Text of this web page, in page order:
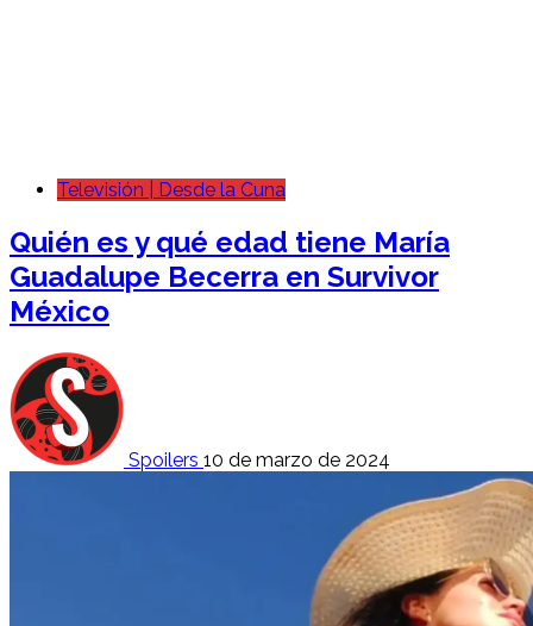
Televisión | Desde la Cuna
Quién es y qué edad tiene María
Guadalupe Becerra en Survivor
México
Spoilers 10 de marzo de 2024